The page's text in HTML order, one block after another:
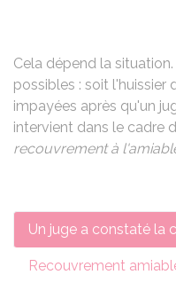
Cela dépend la
possibles : soit l'huissier
impayées après qu'un
intervient dans le cadre
recouvrement à
Un juge a constaté la
Recouvrement